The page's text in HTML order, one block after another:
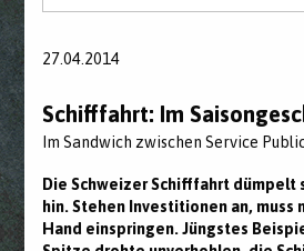
27.04.2014
Schifffahrt: Im
Im Sandwich zwischen Service
Die Schweizer Schifffahrt dümpelt
hin. Stehen Investitionen an,
Hand einspringen. Jüngstes